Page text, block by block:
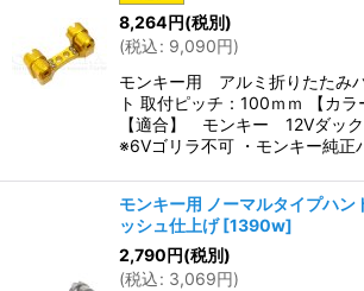
8,264円(税別)
(税込: 9,090円)
モンキー用 アルミ折りたたみ
ト 取付ピッチ：100ｍｍ 【カラ
【適合】 モンキー 12Vダッ
※6Vゴリラ不可 ・モンキー純正
モンキー用 ノーマルタイプハン
ッシュ仕上げ [1390w]
2,790円(税別)
(税込: 3,069円)